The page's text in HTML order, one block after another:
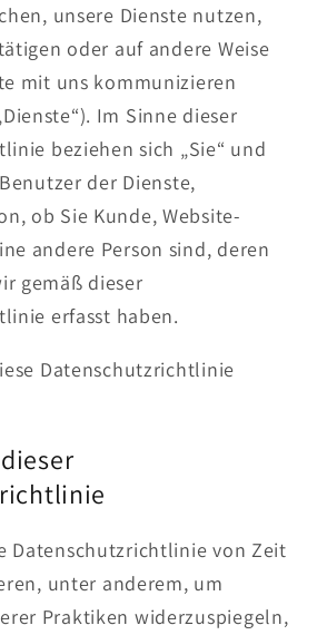
unsere Dienste nutzen,
oder auf andere Weise
mit uns kommunizieren
Im Sinne dieser
beziehen sich „Sie“ und
der Dienste,
ob Sie Kunde, Website-
andere Person sind, deren
gemäß dieser
erfasst haben.
Datenschutzrichtlinie
Datenschutzrichtlinie von Zeit
unter anderem, um
Praktiken widerzuspiegeln,